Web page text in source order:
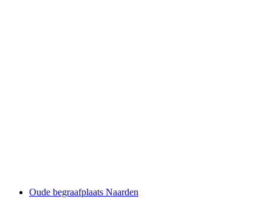
Oude begraafplaats Naarden